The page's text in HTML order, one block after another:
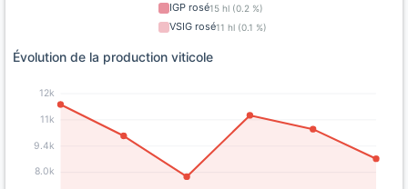
IGP rosé15 hl (0.2 %)
VSIG rosé11 hl (0.1 %)
Évolution de la production viticole
8.0k
9.4k
11k
12k